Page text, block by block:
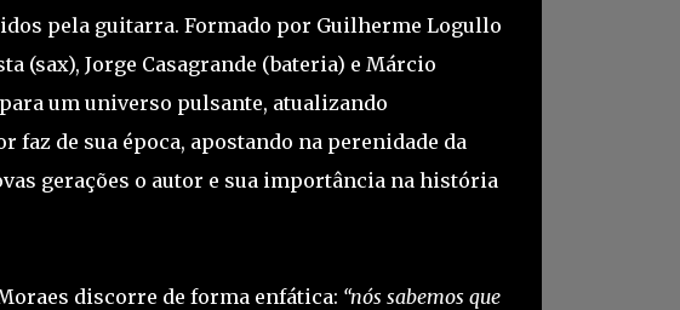
pela guitarra. Formado por Guilherme Logullo
(sax), Jorge Casagrande (bateria) e Márcio
um universo pulsante, atualizando
de sua época, apostando na perenidade da
gerações o autor e sua importância na história
discorre de forma enfática: “nós sabemos que